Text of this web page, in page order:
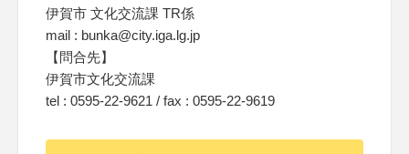
伊賀市 文化交流課 TR係
mail : bunka@city.iga.lg.jp
【問合先】
伊賀市文化交流課
tel : 0595-22-9621 / fax : 0595-22-9619